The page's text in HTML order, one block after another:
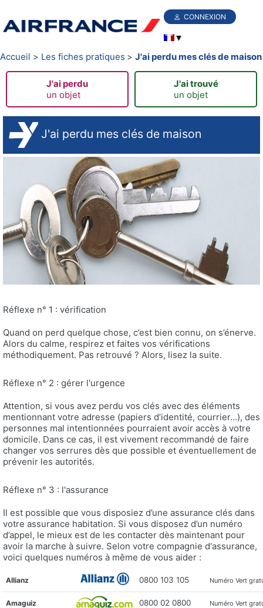
CONNEXION
Accueil Les fiches pratiques J'ai perdu mes clés de maison
J'ai perdu
un objet
J'ai trouvé
un objet
J'ai perdu mes clés de maison
Réflexe n° 1 : vérification
Quand on perd quelque chose, c’est bien connu, on s’énerve.
Alors du calme, respirez et faites vos vérifications
méthodiquement. Pas retrouvé ? Alors, lisez la suite.
Réflexe n° 2 : gérer l'urgence
Attention, si vous avez perdu vos clés avec des éléments
mentionnant votre adresse (papiers d’identité, courrier…), des
personnes mal intentionnées pourraient avoir accès à votre
domicile. Dans ce cas, il est vivement recommandé de faire
changer vos serrures dès que possible et éventuellement de
prévenir les autorités.
Réflexe n° 3 : l'assurance
Il est possible que vous disposiez d’une assurance clés dans
votre assurance habitation. Si vous disposez d’un numéro
d’appel, le mieux est de les contacter dès maintenant pour
avoir la marche à suivre. Selon votre compagnie d'assurance,
voici quelques numéros à même de vous aider :
Allianz 0800 103 105 Numéro Vert
Amaguiz 0800 02 0800 Numéro Vert